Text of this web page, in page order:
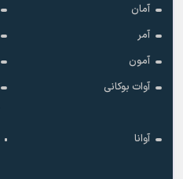
آمان
آمر
آمون
آوات بوکانی
آوانا